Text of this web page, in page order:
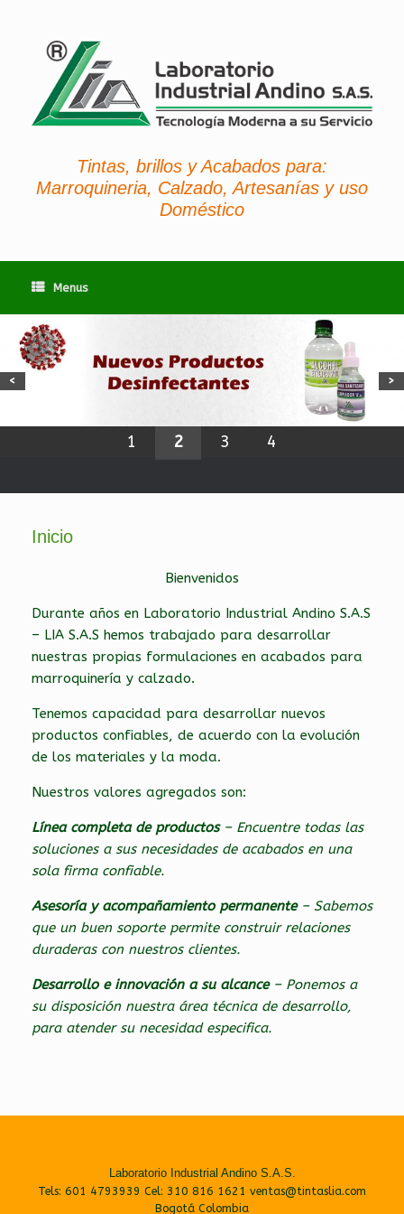
Tintas, brillos y Acabados para:
Marroquineria, Calzado, Artesanías y uso
Doméstico
Menus
Guías didácticas y demostraciones de nuestros productos
< >
1 2 3 4
Inicio
Bienvenidos
Durante años en Laboratorio Industrial Andino S.A.S
– LIA S.A.S hemos trabajado para desarrollar
nuestras propias formulaciones en acabados para
marroquinería y calzado.
Tenemos capacidad para desarrollar nuevos
productos confiables, de acuerdo con la evolución
de los materiales y la moda.
Nuestros valores agregados son:
Línea completa de productos – Encuentre todas las
soluciones a sus necesidades de acabados en una
sola firma confiable.
Asesoría y acompañamiento permanente – Sabemos
que un buen soporte permite construir relaciones
duraderas con nuestros clientes.
Desarrollo e innovación a su alcance – Ponemos a
su disposición nuestra área técnica de desarrollo,
para atender su necesidad especifica.
Laboratorio Industrial Andino S.A.S.
Tels: 601 4793939 Cel: 310 816 1621 ventas@tintaslia.com
Bogotá Colombia